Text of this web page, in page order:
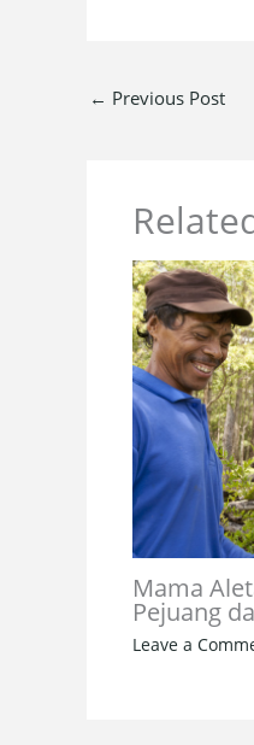
← Previous Post
Mama
Pejuang
Leave a